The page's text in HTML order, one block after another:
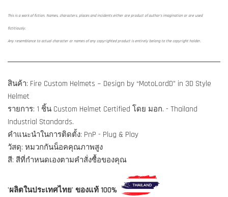
This is a work of fiction. Names, characters, places and incidents either are product of author's imagination or are used
fictitiously.
Any resemblance to actual character or names of any copyrighted product is entirely belong to the copyright holder.
สินค้า: Fire Custom Helmets ~ Design by “MotoLordD” in 3D Style
Helmet
รายการ: 1 ชิ้น Custom Helmet Certified โดย มอก. - Thailand
Industrial Standards.
คำแนะนำในการติดตั้ง: PnP - Plug & Play
วัสดุ: หมวกกันน็อคคุณภาพสูง
สี: สีที่กำหนดเองตามคำสั่งซื้อของคุณ
'ผลิตในประเทศไทย' ของแท้ 100%